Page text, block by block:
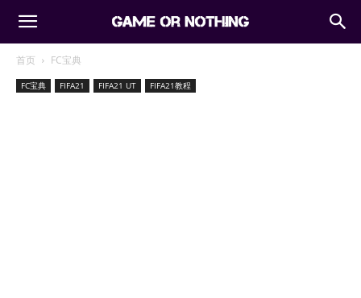
首页 FC宝典
FC宝典 FIFA21 FIFA21 UT FIFA21教程